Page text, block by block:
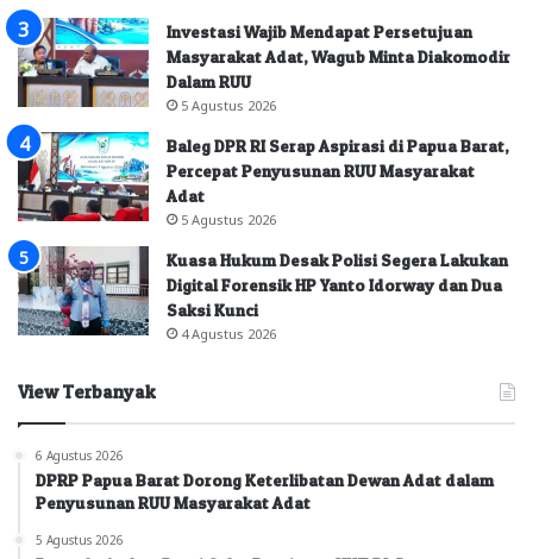
Investasi Wajib Mendapat Persetujuan
Masyarakat Adat, Wagub Minta Diakomodir
Dalam RUU
5 Agustus 2026
Baleg DPR RI Serap Aspirasi di Papua Barat,
Percepat Penyusunan RUU Masyarakat
Adat
5 Agustus 2026
Kuasa Hukum Desak Polisi Segera Lakukan
Digital Forensik HP Yanto Idorway dan Dua
Saksi Kunci
4 Agustus 2026
View Terbanyak
6 Agustus 2026
DPRP Papua Barat Dorong Keterlibatan Dewan Adat dalam
Penyusunan RUU Masyarakat Adat
5 Agustus 2026